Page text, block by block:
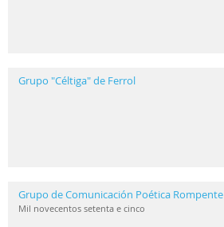
Grupo "Céltiga" de Ferrol
Grupo de Comunicación Poética Rompente
Mil novecentos setenta e cinco